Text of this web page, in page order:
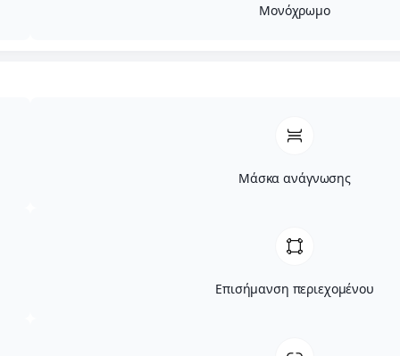
Μονόχρωμο
Μάσκα ανάγνωσης
Επισήμανση περιεχομένου